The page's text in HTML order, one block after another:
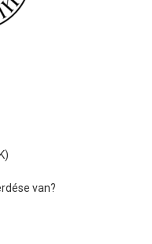
van?